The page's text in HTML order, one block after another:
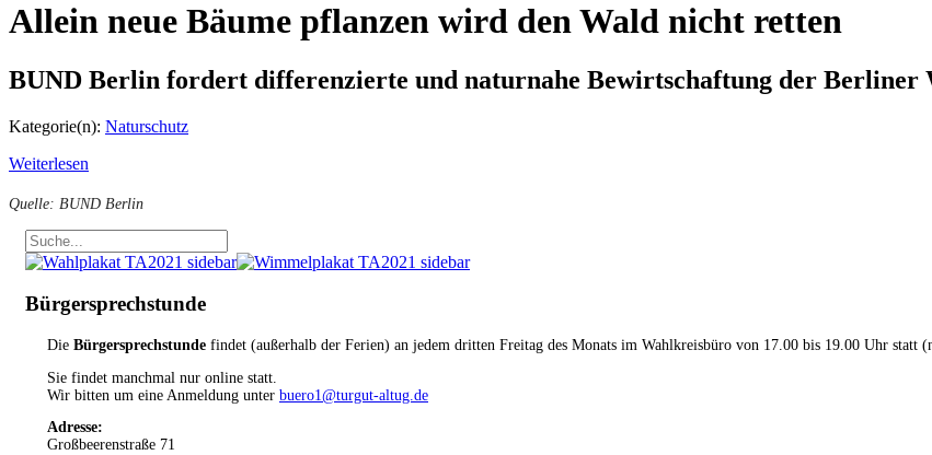
Allein neue Bäume pflanzen wird den Wald nicht retten
BUND Berlin fordert differenzierte und naturnahe Bewirtschaftung der Berliner
Kategorie(n): Naturschutz
Weiterlesen
Quelle: BUND Berlin
Bürgersprechstunde
Die Bürgersprechstunde findet (außerhalb der Ferien) an jedem dritten Freitag des Monats im Wahlkreisbüro von 17.00 bis 19.00 Uhr statt
Sie findet manchmal nur online statt.
Wir bitten um eine Anmeldung unter buero1@turgut-altug.de
Adresse:
Großbeerenstraße 71